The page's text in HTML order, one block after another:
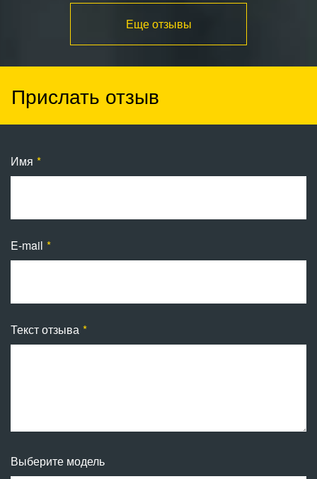
Еще отзывы
Прислать отзыв
Имя
E-mail
Текст отзыва
Выберите модель